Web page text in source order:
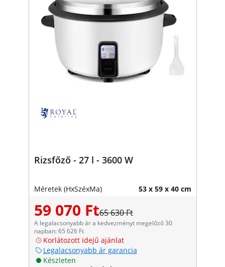
Rizsfőző - 27 l - 3600 W
Méretek (HxSzéxMa) 53 x 59 x 40 cm
59 070 Ft65 630 Ft
A legalacsonyabb ár a kedvezményt megelőző 30
napban: 65 626 Ft
Korlátozott idejű ajánlat
Legalacsonyabb ár garancia
Készleten